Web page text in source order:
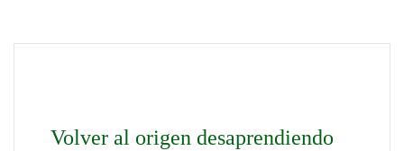
Volver al origen desaprendiendo